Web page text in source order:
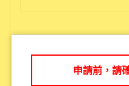
申請前，請